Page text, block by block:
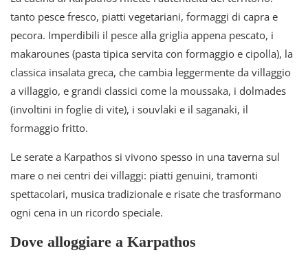
tanto pesce fresco, piatti vegetariani, formaggi di capra e
pecora. Imperdibili il pesce alla griglia appena pescato, i
makarounes (pasta tipica servita con formaggio e cipolla), la
classica insalata greca, che cambia leggermente da villaggio
a villaggio, e grandi classici come la moussaka, i dolmades
(involtini in foglie di vite), i souvlaki e il saganaki, il
formaggio fritto.
Le serate a Karpathos si vivono spesso in una taverna sul
mare o nei centri dei villaggi: piatti genuini, tramonti
spettacolari, musica tradizionale e risate che trasformano
ogni cena in un ricordo speciale.
Dove alloggiare a Karpathos